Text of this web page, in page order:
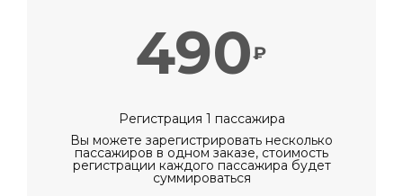
490₽
Регистрация 1 пассажира
Вы можете зарегистрировать несколько
пассажиров в одном заказе, стоимость
регистрации каждого пассажира будет
суммироваться